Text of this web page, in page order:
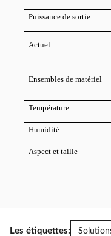
Puissance de sortie
Actuel
Ensembles de matériel
Température
Humidité
Aspect et taille
Les étiquettes: